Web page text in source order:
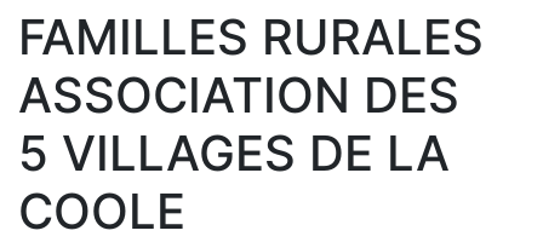
FAMILLES RURALES
ASSOCIATION DES
5 VILLAGES DE LA
COOLE